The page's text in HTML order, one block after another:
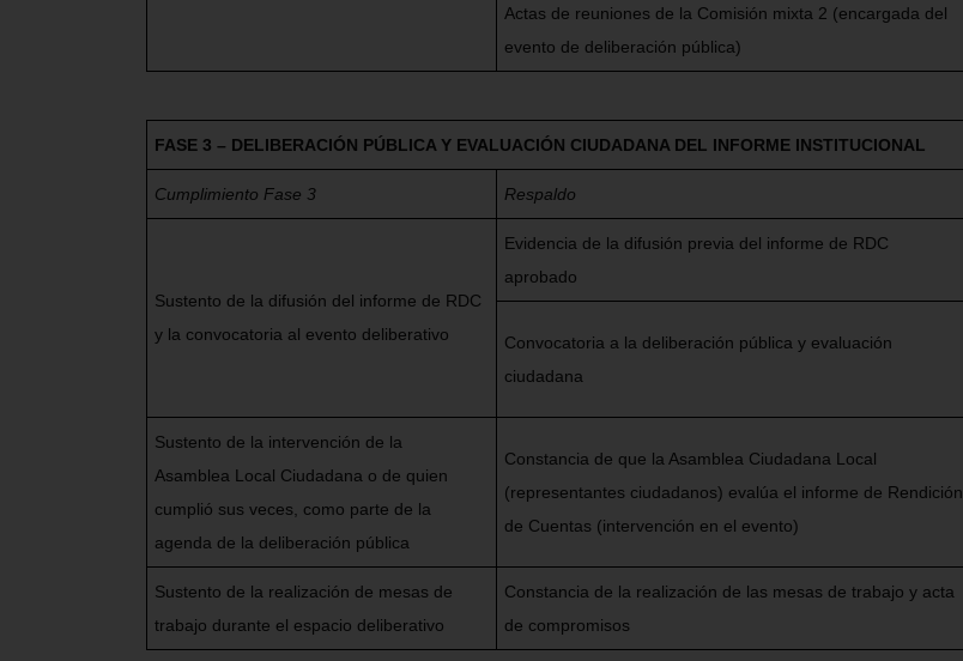
Actas de reuniones de la Comisión mixta 2 (encargada del
evento de deliberación pública)
FASE 3 – DELIBERACIÓN PÚBLICA Y EVALUACIÓN CIUDADANA DEL INFORME INSTITUCIONAL
Cumplimiento Fase 3 Respaldo
Sustento de la difusión del informe de RDC
y la convocatoria al evento deliberativo
Evidencia de la difusión previa del informe de RDC
aprobado
Convocatoria a la deliberación pública y evaluación
ciudadana
Sustento de la intervención de la
Asamblea Local Ciudadana o de quien
cumplió sus veces, como parte de la
agenda de la deliberación pública
Constancia de que la Asamblea Ciudadana Local
(representantes ciudadanos) evalúa el informe de Rendición
de Cuentas (intervención en el evento)
Sustento de la realización de mesas de
trabajo durante el espacio deliberativo
Constancia de la realización de las mesas de trabajo y acta
de compromisos